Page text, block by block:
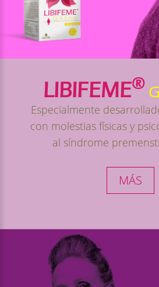
LIBIFEME®
Especialmente
con molestias físicas y
al síndrome
MÁS